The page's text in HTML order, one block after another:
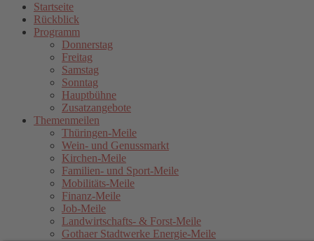
Startseite
Rückblick
Programm
Donnerstag
Freitag
Samstag
Sonntag
Hauptbühne
Zusatzangebote
Themenmeilen
Thüringen-Meile
Wein- und Genussmarkt
Kirchen-Meile
Familien- und Sport-Meile
Mobilitäts-Meile
Finanz-Meile
Job-Meile
Landwirtschafts- & Forst-Meile
Gothaer Stadtwerke Energie-Meile